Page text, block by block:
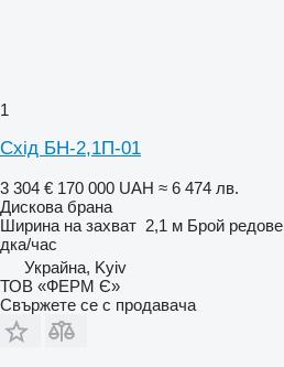
1
Схід БН-2,1П-01
3 304 € 170 000 UAH ≈ 6 474 лв.
Дискова брана
Ширина на захват 2,1 м Брой редове
дка/час
Украйна, Kyiv
ТОВ «ФЕРМ Є»
Свържете се с продавача